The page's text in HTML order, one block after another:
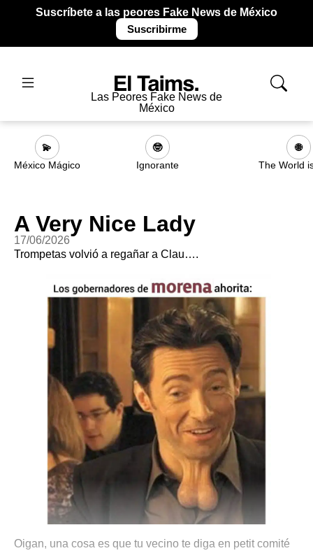
Suscríbete a las peores Fake News de México
Suscribirme
Las Peores Fake News de
México
💫
México Mágico
🤓
Ignorante
🌐
The World
A Very Nice Lady
17/06/2026
Trompetas volvió a regañar a Clau….
Oigan, una cosa es que tu vecino te diga en petit comité